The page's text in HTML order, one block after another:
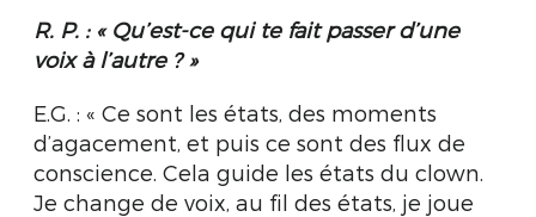
R. P. : « Qu’est-ce qui te fait passer d’une
voix à l’autre ? »
E.G. : « Ce sont les états, des moments
d’agacement, et puis ce sont des flux de
conscience. Cela guide les états du clown.
Je change de voix, au fil des états, je joue